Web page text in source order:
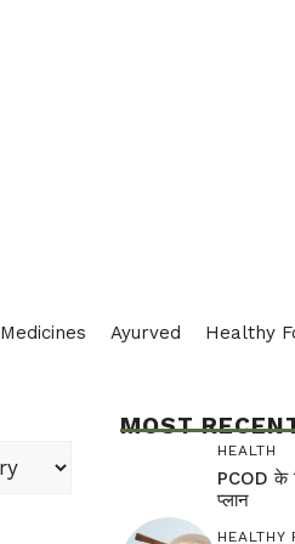
Medicines Ayurved Healthy
MOST
HEALTH
PCOD के
प्लान
HEALTHY